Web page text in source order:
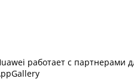
работает с партнерами